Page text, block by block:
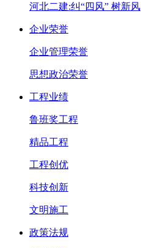
河北二建:纠“四风” 树新风
企业荣誉
企业管理荣誉
思想政治荣誉
工程业绩
鲁班奖工程
精品工程
工程创优
科技创新
文明施工
政策法规